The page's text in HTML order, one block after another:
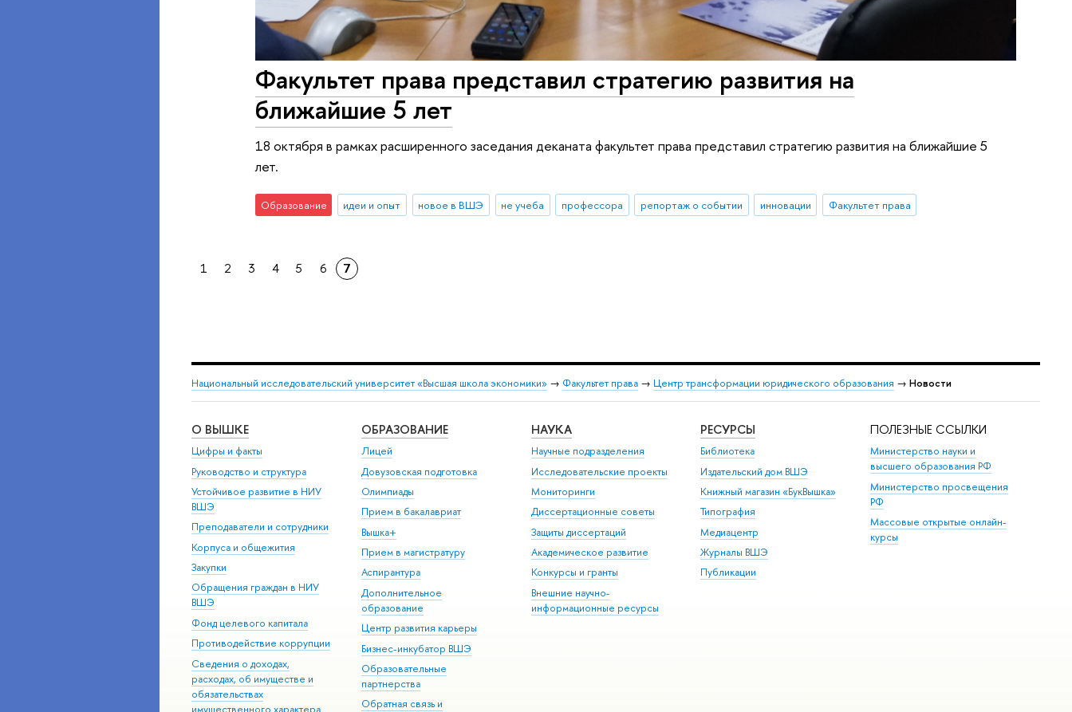
Факультет права представил стратегию развития на
ближайшие 5 лет
18 октября в рамках расширенного заседания деканата факультет права представил стратегию развития на ближайшие 5
лет.
Образование идеи и опыт новое в ВШЭ не учеба профессора репортаж о событии инновации Факультет права
1 2 3 4 5 6 7
Национальный исследовательский университет «Высшая школа экономики» → Факультет права → Центр трансформации юридического образования → Новости
О ВЫШКЕ
Цифры и факты
Руководство и структура
Устойчивое развитие в НИУ
ВШЭ
Преподаватели и сотрудники
Корпуса и общежития
Закупки
Обращения граждан в НИУ
ВШЭ
Фонд целевого капитала
Противодействие коррупции
Сведения о доходах,
расходах, об имуществе и
обязательствах
имущественного характера
ОБРАЗОВАНИЕ
Лицей
Довузовская подготовка
Олимпиады
Прием в бакалавриат
Вышка+
Прием в магистратуру
Аспирантура
Дополнительное
образование
Центр развития карьеры
Бизнес-инкубатор ВШЭ
Образовательные
партнерства
Обратная связь и
НАУКА
Научные подразделения
Исследовательские проекты
Мониторинги
Диссертационные советы
Защиты диссертаций
Академическое развитие
Конкурсы и гранты
Внешние научно-
информационные ресурсы
РЕСУРСЫ
Библиотека
Издательский дом ВШЭ
Книжный магазин «БукВышка»
Типография
Медиацентр
Журналы ВШЭ
Публикации
ПОЛЕЗНЫЕ ССЫЛКИ
Министерство науки и
высшего образования РФ
Министерство просвещения
РФ
Массовые открытые онлайн-
курсы